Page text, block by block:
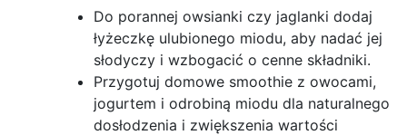
Do porannej owsianki czy jaglanki dodaj
łyżeczkę ulubionego miodu, aby nadać jej
słodyczy i wzbogacić o cenne składniki.
Przygotuj domowe smoothie z owocami,
jogurtem i odrobiną miodu dla naturalnego
dosłodzenia i zwiększenia wartości